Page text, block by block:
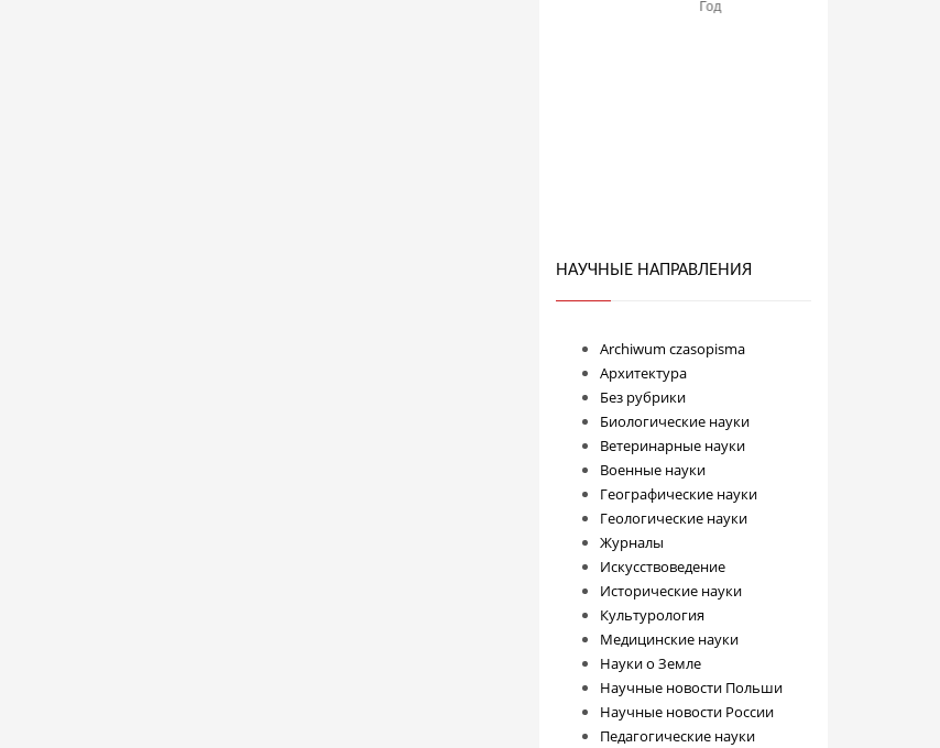
НАУЧНЫЕ НАПРАВЛЕНИЯ
Archiwum czasopisma
Архитектура
Без рубрики
Биологические науки
Ветеринарные науки
Военные науки
Географические науки
Геологические науки
Журналы
Искусствоведение
Исторические науки
Культурология
Медицинские науки
Науки о Земле
Научные новости Польши
Научные новости России
Педагогические науки